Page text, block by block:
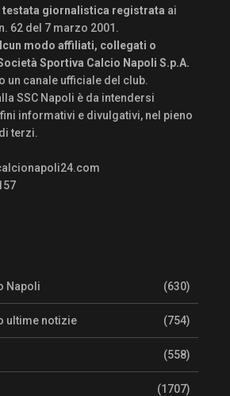
testata giornalistica registrata ai
62 del 7 marzo 2001.
modo affiliati, collegati o
Sportiva Calcio Napoli S.p.A.
un canale ufficiale del club.
SSC Napoli è da intendersi
informativi e divulgativi, nel pieno
terzi.
Napoli (630)
ultime notizie (754)
(558)
(1707)